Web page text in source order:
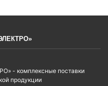
- комплексные поставки
продукции